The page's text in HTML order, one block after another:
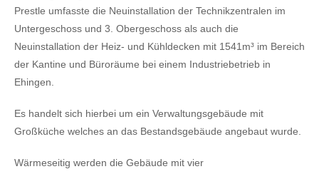
Prestle umfasste die Neuinstallation der Technikzentralen im
Untergeschoss und 3. Obergeschoss als auch die
Neuinstallation der Heiz- und Kühldecken mit 1541m³ im Bereich
der Kantine und Büroräume bei einem Industriebetrieb in
Ehingen.
Es handelt sich hierbei um ein Verwaltungsgebäude mit
Großküche welches an das Bestandsgebäude angebaut wurde.
Wärmeseitig werden die Gebäude mit vier